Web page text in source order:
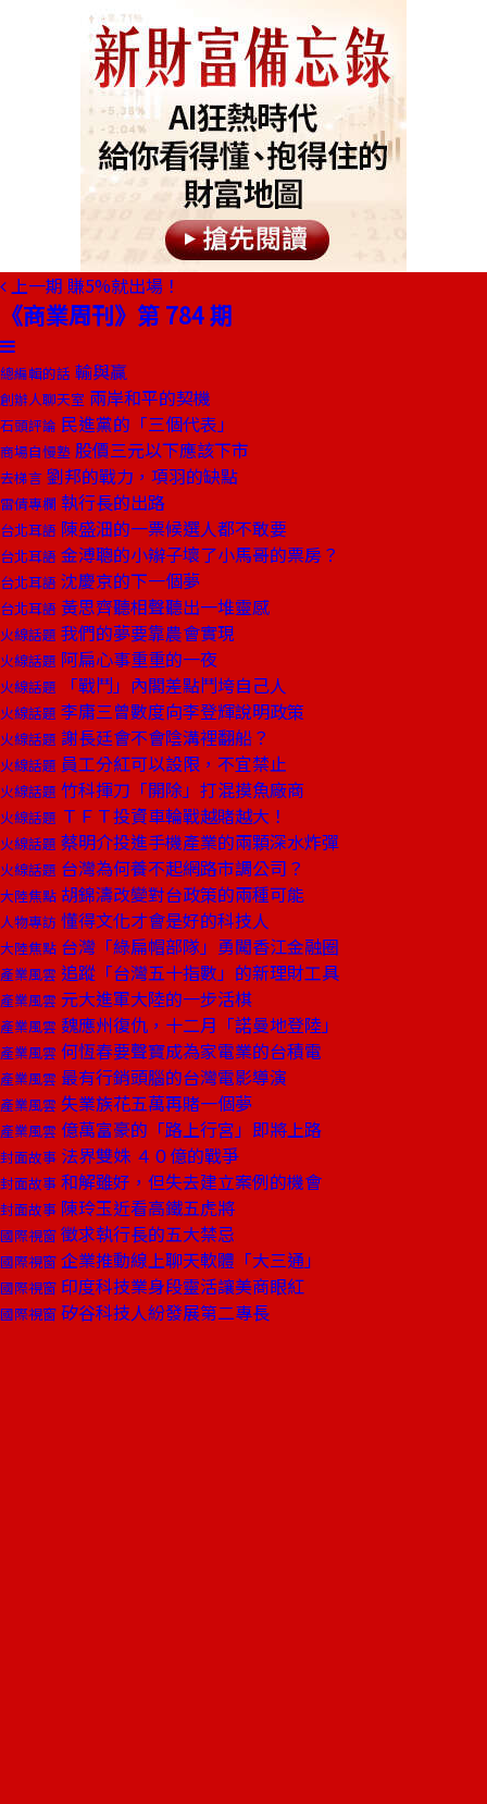
上一期 賺5%就出場！
《商業周刊》第 784 期
總編輯的話 輸與贏
創辦人聊天室 兩岸和平的契機
石頭評論 民進黨的「三個代表」
商場自慢塾 股價三元以下應該下市
去梯言 劉邦的戰力，項羽的缺點
雷倩專欄 執行長的出路
台北耳語 陳盛沺的一票候選人都不敢要
台北耳語 金溥聰的小辮子壞了小馬哥的票房？
台北耳語 沈慶京的下一個夢
台北耳語 黃思齊聽相聲聽出一堆靈感
火線話題 我們的夢要靠農會實現
火線話題 阿扁心事重重的一夜
火線話題 「戰鬥」內閣差點鬥垮自己人
火線話題 李庸三曾數度向李登輝說明政策
火線話題 謝長廷會不會陰溝裡翻船？
火線話題 員工分紅可以設限，不宜禁止
火線話題 竹科揮刀「開除」打混摸魚廠商
火線話題 ＴＦＴ投資車輪戰越賭越大！
火線話題 蔡明介投進手機產業的兩顆深水炸彈
火線話題 台灣為何養不起網路市調公司？
大陸焦點 胡錦濤改變對台政策的兩種可能
人物專訪 懂得文化才會是好的科技人
大陸焦點 台灣「綠扁帽部隊」勇闖香江金融圈
產業風雲 追蹤「台灣五十指數」的新理財工具
產業風雲 元大進軍大陸的一步活棋
產業風雲 魏應州復仇，十二月「諾曼地登陸」
產業風雲 何恆春要聲寶成為家電業的台積電
產業風雲 最有行銷頭腦的台灣電影導演
產業風雲 失業族花五萬再賭一個夢
產業風雲 億萬富豪的「路上行宮」即將上路
封面故事 法界雙姝 ４０億的戰爭
封面故事 和解雖好，但失去建立案例的機會
封面故事 陳玲玉近看高鐵五虎將
國際視窗 徵求執行長的五大禁忌
國際視窗 企業推動線上聊天軟體「大三通」
國際視窗 印度科技業身段靈活讓美商眼紅
國際視窗 矽谷科技人紛發展第二專長